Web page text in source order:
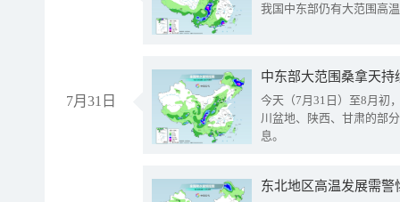
我国中东部仍有大范围高
7月31日
中东部大范围桑拿天
今天（7月31日）至8月初
川盆地、陕西、甘肃的部
息。
东北地区高温发展需